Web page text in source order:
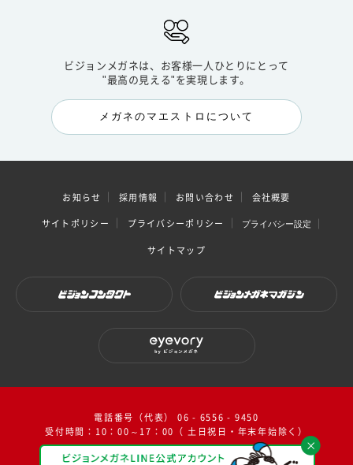
ビジョンメガネは、お客様一人ひとりにとって
"最高の見える"を実現します。
メガネのマエストロについて
お知らせ 採用情報 お問い合わせ 会社概要
サイトポリシー プライバシーポリシー プライバシー設定
サイトマップ
電話番号（代表） 06 - 6556 - 9450
受付時間：10：00～17：00（ 土日祝日・年末年始除く）